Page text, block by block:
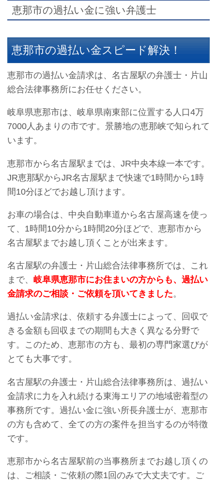
恵那市の過払い金に強い弁護士
恵那市の過払い金スピード解決！
恵那市の過払い金請求は、名古屋駅の弁護士・片山
総合法律事務所にお任せください。
岐阜県恵那市は、岐阜県南東部に位置する人口4万
7000人あまりの市です。景勝地の恵那峡で知られて
います。
恵那市から名古屋駅までは、JR中央本線一本です。
JR恵那駅からJR名古屋駅まで快速で1時間から1時
間10分ほどでお越し頂けます。
お車の場合は、中央自動車道から名古屋高速を使っ
て、1時間10分から1時間20分ほどで、恵那市から
名古屋駅までお越し頂くことが出来ます。
名古屋駅の弁護士・片山総合法律事務所では、これ
まで、 岐阜県恵那市にお住まいの方からも、過払い
金請求のご相談・ご依頼を頂いてきました。
過払い金請求は、依頼する弁護士によって、回収で
きる金額も回収までの期間も大きく異なる分野で
す。このため、恵那市の方も、最初の専門家選びが
とても大事です。
名古屋駅の弁護士・片山総合法律事務所は、過払い
金請求に力を入れ続ける東海エリアの地域密着型の
事務所です。過払い金に強い所長弁護士が、恵那市
の方も含めて、全ての方の案件を担当するのが特徴
です。
恵那市から名古屋駅前の当事務所までお越し頂くの
は、ご相談・ご依頼の際1回のみで大丈夫です。ご